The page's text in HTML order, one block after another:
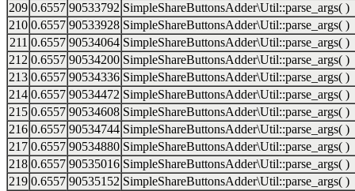
209 0.6557 90533792 SimpleShareButtonsAdder\Util::parse_args( )
210 0.6557 90533928 SimpleShareButtonsAdder\Util::parse_args( )
211 0.6557 90534064 SimpleShareButtonsAdder\Util::parse_args( )
212 0.6557 90534200 SimpleShareButtonsAdder\Util::parse_args( )
213 0.6557 90534336 SimpleShareButtonsAdder\Util::parse_args( )
214 0.6557 90534472 SimpleShareButtonsAdder\Util::parse_args( )
215 0.6557 90534608 SimpleShareButtonsAdder\Util::parse_args( )
216 0.6557 90534744 SimpleShareButtonsAdder\Util::parse_args( )
217 0.6557 90534880 SimpleShareButtonsAdder\Util::parse_args( )
218 0.6557 90535016 SimpleShareButtonsAdder\Util::parse_args( )
219 0.6557 90535152 SimpleShareButtonsAdder\Util::parse_args( )